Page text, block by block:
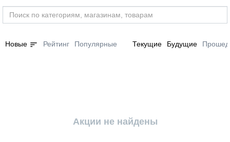
Новые sort Рейтинг Популярные Текущие Будущие
Акции не найдены